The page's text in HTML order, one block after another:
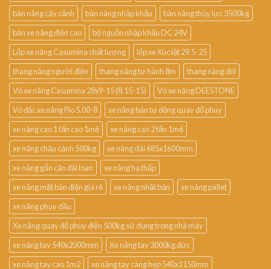
bàn nâng cây cảnh
bàn nâng nhập khẩu
bàn nâng thủy lực 3500kg
bán xe nâng điện cao
bộ nguồn nhập khẩu DC 24V
Lốp xe nâng Casumina chất lượng
lốp xe Xúc lật 29.5-25
thang nâng người điện
thang nâng tự hành 8m
thang nâng đôi
Vỏ xe nâng Casumina 28x9-15 (8.15-15)
Vỏ xe nâng DEESTONE
Vỏ đặc xe nâng Pio 5.00-8
xe nâng bán tự động quay đổ phuy
xe nâng cao 1 tấn cao 1m6
xe nâng cao 2 tấn 1m6
xe nâng chậu cảnh 500kg
xe nâng dài 685x1600mm
xe nâng gắn cân đài loan
xe nâng hạ thấp
xe nâng mặt bàn điện giá rẻ
xe nâng nhật bản
xe nâng pallet
xe nâng phuy dầu
Xe nâng quay đổ phuy điện 500kg sử dụng trong nhà máy
xe nâng tay 540x2000mm
Xe nâng tay 3000kg đức
xe nâng tay cao 1m2
xe nâng tay càng hẹp 540x1150mm